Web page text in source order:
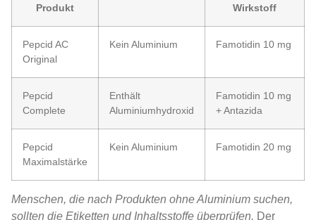
Produkt
Wirkstoff
Pepcid AC
Original
Kein Aluminium Famotidin 10 mg
Pepcid
Complete
Enthält
Aluminiumhydroxid
Famotidin 10 mg
+ Antazida
Pepcid
Maximalstärke
Kein Aluminium Famotidin 20 mg
Menschen, die nach Produkten ohne Aluminium suchen,
sollten die Etiketten und Inhaltsstoffe überprüfen. Der